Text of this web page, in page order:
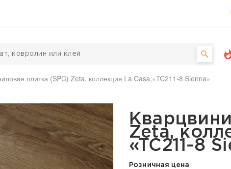
плитка (SPC) Zeta, коллекция La Casa,«TC211-8 Sienna»
(SPC) Zeta,
Zeta,
«TC211-8
Розничная цена